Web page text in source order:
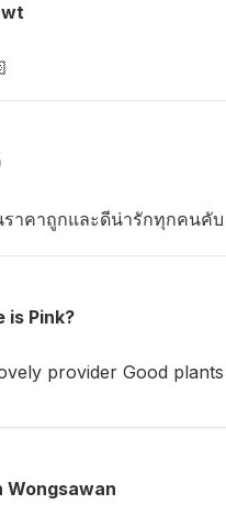
าคาถูกและดีน่ารักทุกคนคับ
is Pink?
provider Good plants
Wongsawan